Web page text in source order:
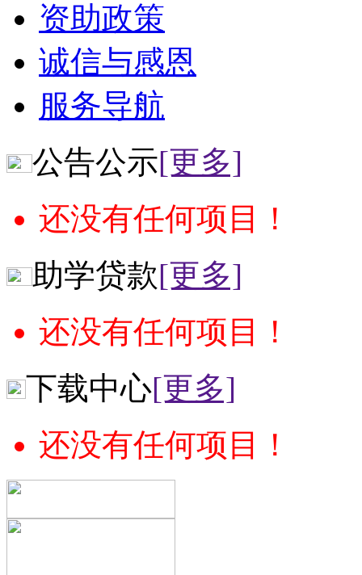
资助政策
诚信与感恩
服务导航
公告公示[更多]
还没有任何项目！
助学贷款[更多]
还没有任何项目！
下载中心[更多]
还没有任何项目！